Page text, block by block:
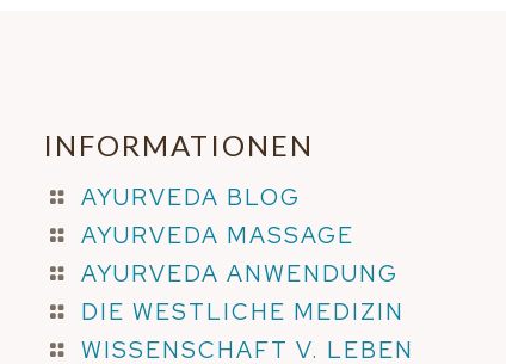
INFORMATIONEN
AYURVEDA BLOG
AYURVEDA MASSAGE
AYURVEDA ANWENDUNG
DIE WESTLICHE MEDIZIN
WISSENSCHAFT V. LEBEN